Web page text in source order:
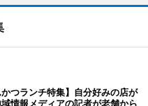
かつランチ特集】自分好みの店が
情報メディアの記者が老舗から